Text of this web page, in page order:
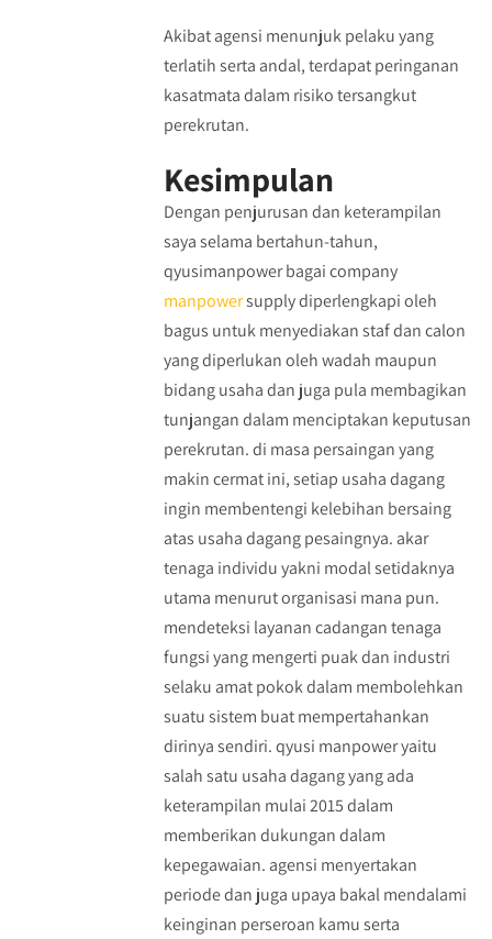
Akibat agensi menunjuk pelaku yang
terlatih serta andal, terdapat peringanan
kasatmata dalam risiko tersangkut
perekrutan.
Kesimpulan
Dengan penjurusan dan keterampilan
saya selama bertahun-tahun,
qyusimanpower bagai company
manpowersupply diperlengkapi oleh
bagus untuk menyediakan staf dan calon
yang diperlukan oleh wadah maupun
bidang usaha dan juga pula membagikan
tunjangan dalam menciptakan keputusan
perekrutan. di masa persaingan yang
makin cermat ini, setiap usaha dagang
ingin membentengi kelebihan bersaing
atas usaha dagang pesaingnya. akar
tenaga individu yakni modal setidaknya
utama menurut organisasi mana pun.
mendeteksi layanan cadangan tenaga
fungsi yang mengerti puak dan industri
selaku amat pokok dalam membolehkan
suatu sistem buat mempertahankan
dirinya sendiri. qyusi manpower yaitu
salah satu usaha dagang yang ada
keterampilan mulai 2015 dalam
memberikan dukungan dalam
kepegawaian. agensi menyertakan
periode dan juga upaya bakal mendalami
keinginan perseroan kamu serta